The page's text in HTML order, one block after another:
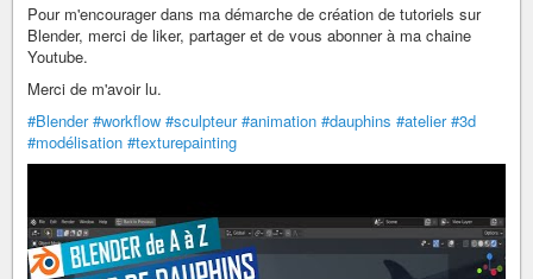
Pour m'encourager dans ma démarche de création de tutoriels sur
Blender, merci de liker, partager et de vous abonner à ma chaine
Youtube.
Merci de m'avoir lu.
#Blender #workflow #sculpteur #animation #dauphins #atelier #3d
#modélisation #texturepainting